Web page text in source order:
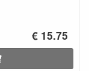
€ 15.75